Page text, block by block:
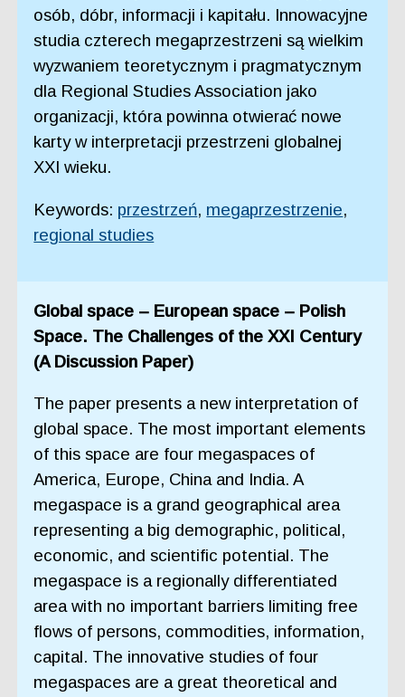
osób, dóbr, informacji i kapitału. Innowacyjne
studia czterech megaprzestrzeni są wielkim
wyzwaniem teoretycznym i pragmatycznym
dla Regional Studies Association jako
organizacji, która powinna otwierać nowe
karty w interpretacji przestrzeni globalnej
XXI wieku.
Keywords: przestrzeń, megaprzestrzenie,
regional studies
Global space – European space – Polish
Space. The Challenges of the XXI Century
(A Discussion Paper)
The paper presents a new interpretation of
global space. The most important elements
of this space are four megaspaces of
America, Europe, China and India. A
megaspace is a grand geographical area
representing a big demographic, political,
economic, and scientific potential. The
megaspace is a regionally differentiated
area with no important barriers limiting free
flows of persons, commodities, information,
capital. The innovative studies of four
megaspaces are a great theoretical and